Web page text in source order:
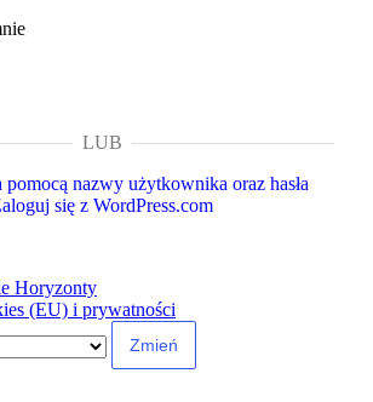
LUB
pomocą nazwy użytkownika oraz hasła
się z WordPress.com
Horyzonty
(EU) i prywatności